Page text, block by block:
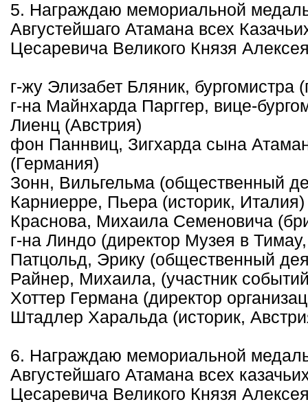
5. Награждаю мемориальной
Августейшаго Атамана всех
Цесаревича Великого Князя
г-жу Элизабет Бляник, бургомистра
г-на Майнхарда Парггер, вице-
Лиенц (Австрия)
фон Паннвиц, Зигхарда сына
(Германия)
Зонн, Вильгельма (общественный
Карниерре, Пьера (историк, Италия)
Краснова, Михаила Семеновича
г-на Линдо (директор Музея в
Патцольд, Эрику (общественный
Райнер, Михаила, (участник
Хоттер Германа (директор
Штадлер Харальда (историк,
6. Награждаю мемориальной
Августейшаго Атамана всех
Цесаревича Великого Князя